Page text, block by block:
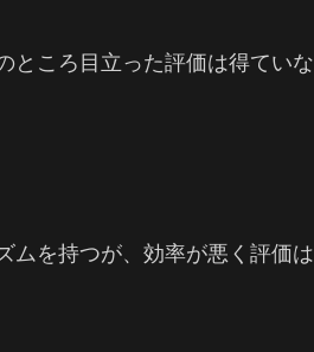
ところ目立った評価は得ていな
ムを持つが、効率が悪く評価は